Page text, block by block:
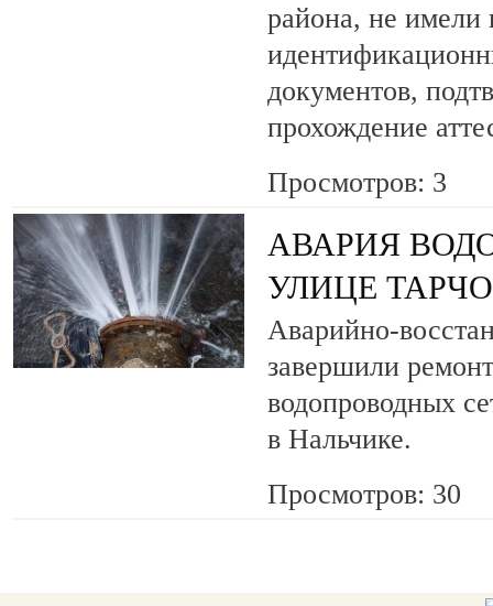
района, не имели
документов,
прохождение
Просмотров: 3
АВАРИЯ
УЛИЦЕ
Аварийно-
завершили
водопроводных
в Нальчике.
Просмотров: 30